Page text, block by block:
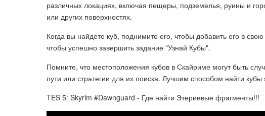
различных локациях, включая пещеры, подземелья, руины и
или других поверхностях.
Когда вы найдете куб, поднимите его, чтобы добавить его в
чтобы успешно завершить задание "Узнай Кубы".
Помните, что местоположения кубов в Скайриме могут быть
пути или стратегии для их поиска. Лучшим способом найти
TES 5: Skyrim #Dawnguard - Где найти Этериевые фрагменты!!!